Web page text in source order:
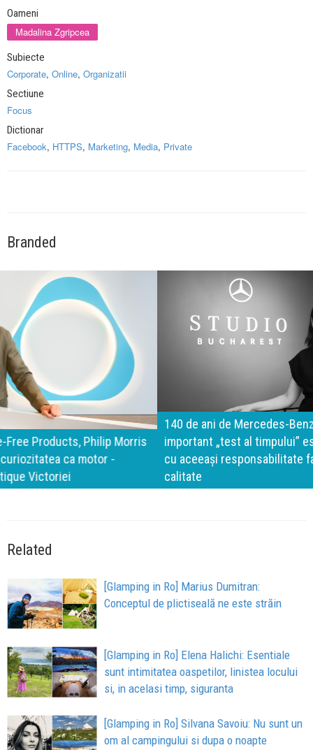
Oameni
Madalina Zgripcea
Subiecte
Corporate, Online, Organizatii
Sectiune
Focus
Dictionar
Facebook, HTTPS, Marketing, Media, Private
Branded
140 de ani de Mercedes-Benz. Ramona Pîrlog: Cel mai
important „test al timpului” este să inovăm constant, dar
cu aceeași responsabilitate față de oameni, siguranță și
calitate
Related
[Glamping in Ro] Marius Dumitran:
Conceptul de plictiseală ne este străin
[Glamping in Ro] Elena Halichi: Esentiale
sunt intimitatea oaspetilor, linistea locului
si, in acelasi timp, siguranta
[Glamping in Ro] Silvana Savoiu: Nu sunt un
om al campingului si dupa o noapte